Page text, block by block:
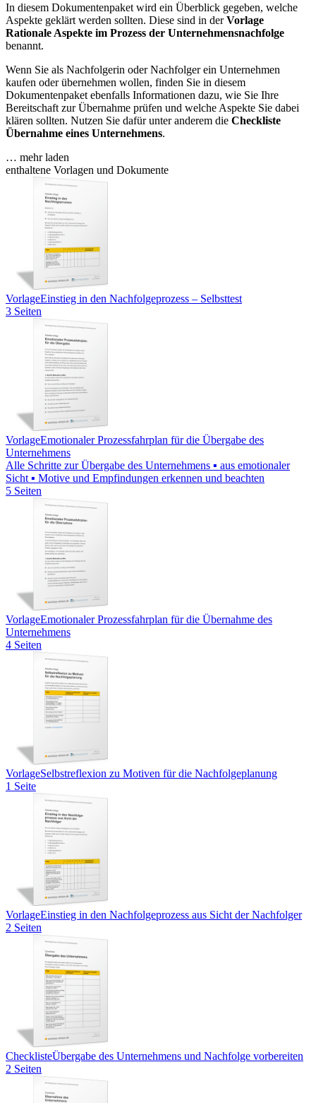
In diesem Dokumentenpaket wird ein Überblick gegeben, welche
Aspekte geklärt werden sollten. Diese sind in derVorlage
Rationale Aspekte im Prozess der Unternehmensnachfolge
benannt.
Wenn Sie als Nachfolgerin oder Nachfolger ein Unternehmen
kaufen oder übernehmen wollen, finden Sie in diesem
Dokumentenpaket ebenfalls Informationen dazu, wie Sie Ihre
Bereitschaft zur Übernahme prüfen und welche Aspekte Sie dabei
klären sollten. Nutzen Sie dafür unter anderem die Checkliste
Übernahme eines Unternehmens.
… mehr laden
enthaltene Vorlagen und Dokumente
VorlageEinstieg in den Nachfolgeprozess – Selbsttest
3 Seiten
VorlageEmotionaler Prozessfahrplan für die Übergabe des
Unternehmens
Alle Schritte zur Übergabe des Unternehmens ▪ aus emotionaler
Sicht ▪ Motive und Empfindungen erkennen und beachten
5 Seiten
VorlageEmotionaler Prozessfahrplan für die Übernahme des
Unternehmens
4 Seiten
VorlageSelbstreflexion zu Motiven für die Nachfolgeplanung
1 Seite
VorlageEinstieg in den Nachfolgeprozess aus Sicht der Nachfolger
2 Seiten
ChecklisteÜbergabe des Unternehmens und Nachfolge vorbereiten
2 Seiten